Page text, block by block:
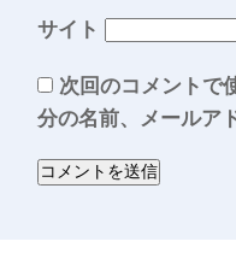
サイト
次回のコメントで
分の名前、メールア